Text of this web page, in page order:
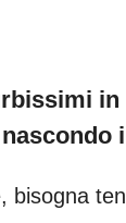
in
bisogna